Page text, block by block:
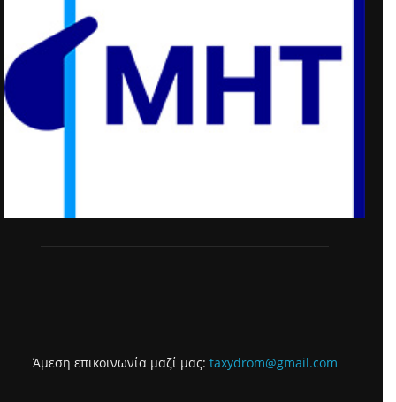
Άμεση επικοινωνία μαζί μας: taxydrom@gmail.com